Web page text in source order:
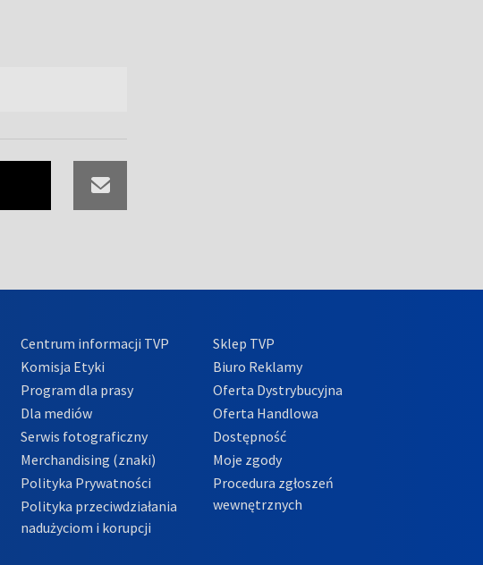
Centrum informacji TVP
Komisja Etyki
Program dla prasy
Dla mediów
Serwis fotograficzny
Merchandising (znaki)
Polityka Prywatności
Polityka przeciwdziałania
nadużyciom i korupcji
Sklep TVP
Biuro Reklamy
Oferta Dystrybucyjna
Oferta Handlowa
Dostępność
Moje zgody
Procedura zgłoszeń
wewnętrznych